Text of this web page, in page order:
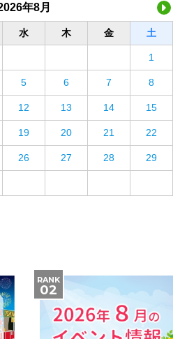
年8月
水 木 金 土
1
5 6 7 8
12 13 14 15
19 20 21 22
26 27 28 29